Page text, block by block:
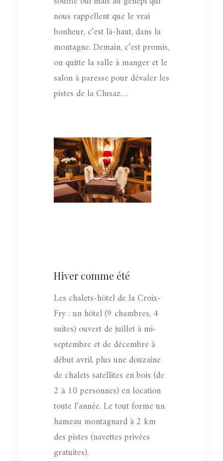
nous rappellent que le vrai
bonheur, c’est là-haut, dans la
montagne. Demain, c’est promis,
on quitte la salle à manger et le
salon à paresse pour dévaler les
pistes de la Clusaz…
Hiver comme été
Les chalets-hôtel de la Croix-
Fry : un hôtel (9 chambres, 4
suites) ouvert de juillet à mi-
septembre et de décembre à
début avril, plus une douzaine
de chalets satellites en bois (de
2 à 10 personnes) en location
toute l’année. Le tout forme un
hameau montagnard à 2 km
des pistes (navettes privées
gratuites).